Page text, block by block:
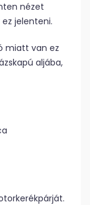
nézet
jelenteni.
miatt van ez
aljába,